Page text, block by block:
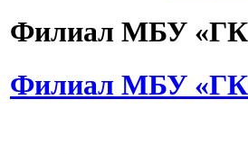
Филиал МБУ
Филиал МБУ